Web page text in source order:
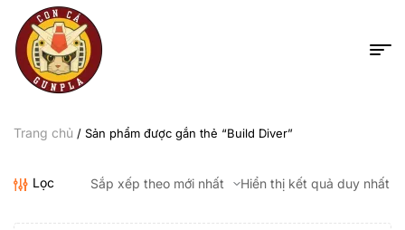
Trang chủ / Sản phẩm được gắn thẻ “Build Diver”
Lọc Hiển thị kết quả duy nhất